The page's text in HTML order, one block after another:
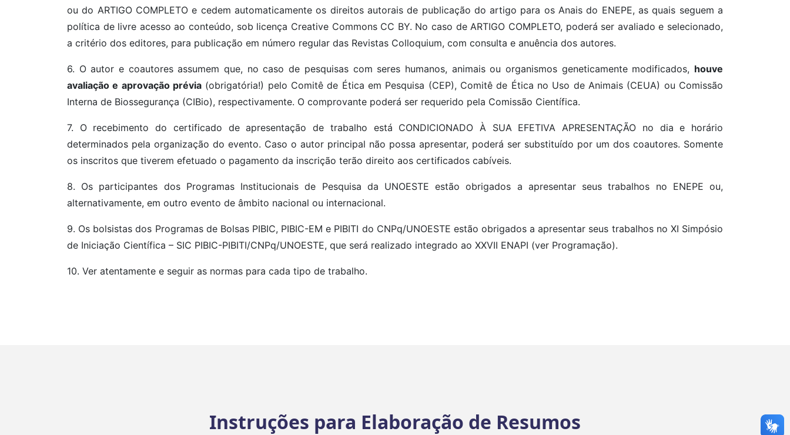
ou do ARTIGO COMPLETO e cedem automaticamente os direitos autorais de publicação do artigo para os Anais do ENEPE, as quais seguem a
política de livre acesso ao conteúdo, sob licença Creative Commons CC BY. No caso de ARTIGO COMPLETO, poderá ser avaliado e selecionado,
a critério dos editores, para publicação em número regular das Revistas Colloquium, com consulta e anuência dos autores.
6. O autor e coautores assumem que, no caso de pesquisas com seres humanos, animais ou organismos geneticamente modificados, houve
avaliação e aprovação prévia (obrigatória!) pelo Comitê de Ética em Pesquisa (CEP), Comitê de Ética no Uso de Animais (CEUA) ou Comissão
Interna de Biossegurança (CIBio), respectivamente. O comprovante poderá ser requerido pela Comissão Científica.
7. O recebimento do certificado de apresentação de trabalho está CONDICIONADO À SUA EFETIVA APRESENTAÇÃO no dia e horário
determinados pela organização do evento. Caso o autor principal não possa apresentar, poderá ser substituído por um dos coautores. Somente
os inscritos que tiverem efetuado o pagamento da inscrição terão direito aos certificados cabíveis.
8. Os participantes dos Programas Institucionais de Pesquisa da UNOESTE estão obrigados a apresentar seus trabalhos no ENEPE ou,
alternativamente, em outro evento de âmbito nacional ou internacional.
9. Os bolsistas dos Programas de Bolsas PIBIC, PIBIC-EM e PIBITI do CNPq/UNOESTE estão obrigados a apresentar seus trabalhos no XI Simpósio
de Iniciação Científica – SIC PIBIC-PIBITI/CNPq/UNOESTE, que será realizado integrado ao XXVII ENAPI (ver Programação).
10. Ver atentamente e seguir as normas para cada tipo de trabalho.
Instruções para Elaboração de Resumos